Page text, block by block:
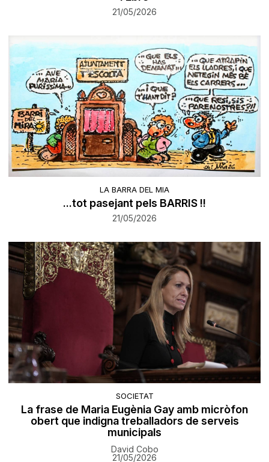
21/05/2026
LA BARRA DEL MIA
...tot pasejant pels BARRIS !!
21/05/2026
SOCIETAT
La frase de Maria Eugènia Gay amb micròfon
obert que indigna treballadors de serveis
municipals
David Cobo
21/05/2026